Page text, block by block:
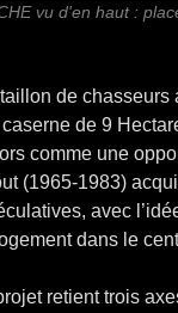
vu d'en haut :
de
de 9
comme une
(1965-1983)
avec
dans le
retient trois